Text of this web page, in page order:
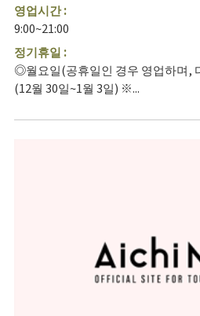
영업시간 :
9:00~21:00
정기휴일 :
◎월요일(공휴일인 경우 영업하며,
(12월 30일~1월 3일) ※...